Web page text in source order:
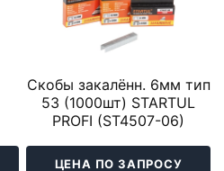
Скобы закалённ. 6мм тип
53 (1000шт) STARTUL
PROFI (ST4507-06)
ЦЕНА ПО ЗАПРОСУ